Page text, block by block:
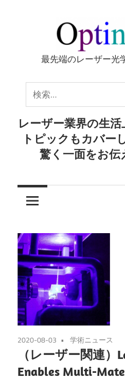
ッ
Optinews
最先端のレーザー光
索:
レーザー業界の生活
トピックもカバー
驚く一面をお
2020-08-03 学術ニュース
（レーザー関連）
Enables Multi-